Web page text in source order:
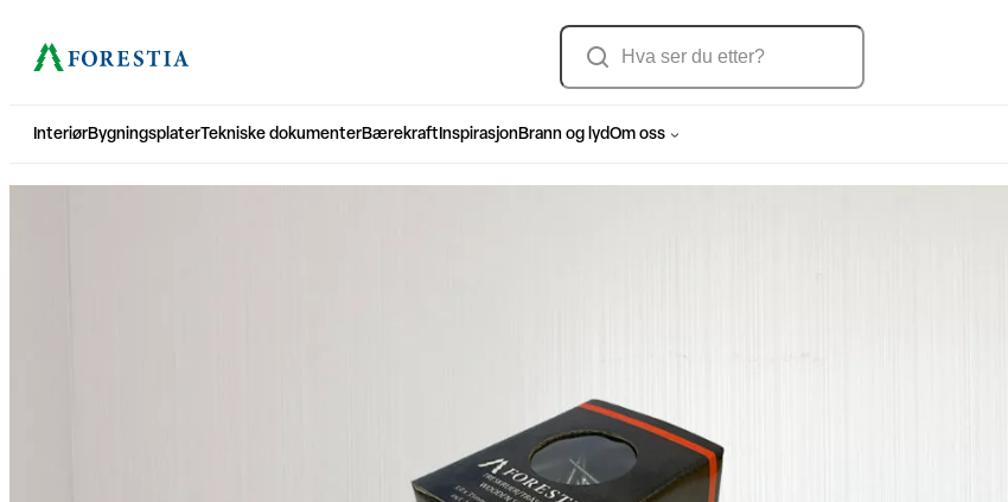
Søk
InteriørBygningsplaterTekniske dokumenterBærekraft Inspirasjon Brann og lydOm oss